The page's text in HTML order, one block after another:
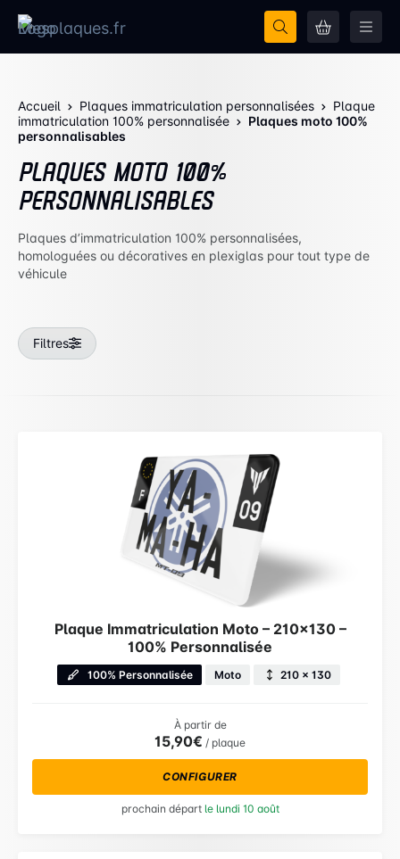
Accueil Plaques immatriculation personnalisées
Plaque
immatriculation 100% personnalisée
Plaques moto 100%
personnalisables
PLAQUES MOTO 100%
PERSONNALISABLES
Plaques d’immatriculation 100% personnalisées,
homologuées ou décoratives en plexiglas pour tout type de
véhicule
Filtres
Plaque Immatriculation Moto – 210×130 –
100% Personnalisée
100% Personnalisée Moto 210 × 130
À partir de
15,90€ / plaque
CONFIGURER
prochain départ le lundi 10 août